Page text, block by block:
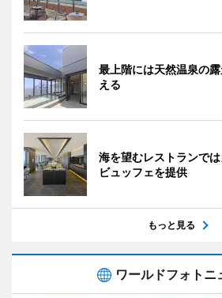
最上階には天然温泉の
える
海を望むレストランで
ビュッフェを提供
もっと見る
ワールドフォトニ